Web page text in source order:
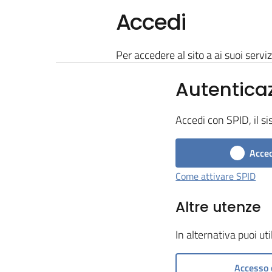
Accedi
Per accedere al sito a ai suoi
Accedi con SPID, il
Come attivare SPID
Altre utenze
In alternativa puoi